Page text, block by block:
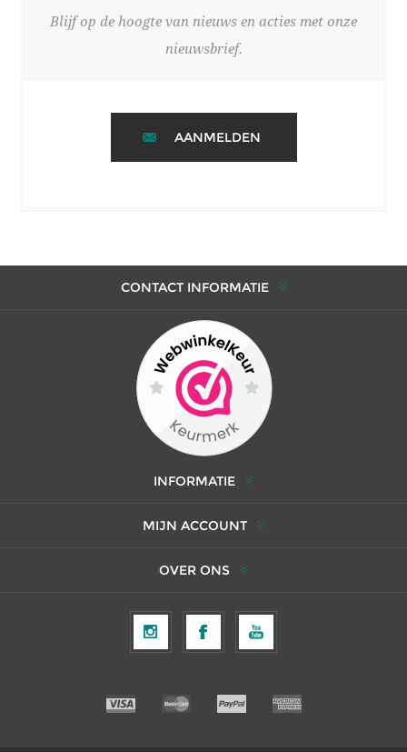
Blijf op de hoogte van nieuws en acties met onze
nieuwsbrief.
AANMELDEN
CONTACT INFORMATIE
INFORMATIE
MIJN ACCOUNT
OVER ONS